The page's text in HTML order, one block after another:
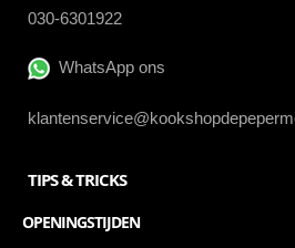
030-6301922
WhatsApp ons
TIPS & TRICKS
OPENINGSTIJDEN